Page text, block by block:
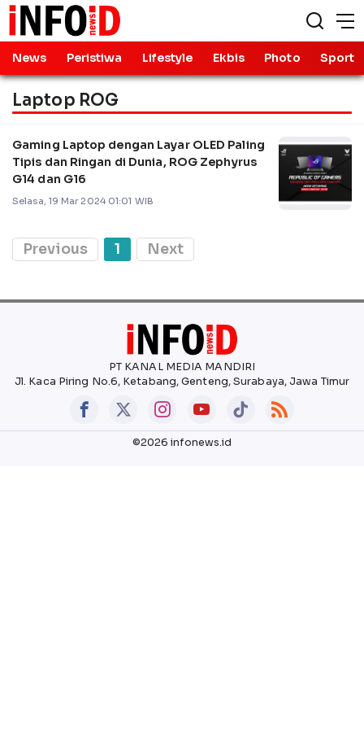
News Peristiwa Lifestyle Ekbis Photo Sport
Laptop ROG
Gaming Laptop dengan Layar OLED Paling
Tipis dan Ringan di Dunia, ROG Zephyrus
G14 dan G16
Selasa, 19 Mar 2024 01:01 WIB
Previous 1 Next
PT KANAL MEDIA MANDIRI
Jl. Kaca Piring No.6, Ketabang, Genteng, Surabaya, Jawa Timur
©2026 infonews.id